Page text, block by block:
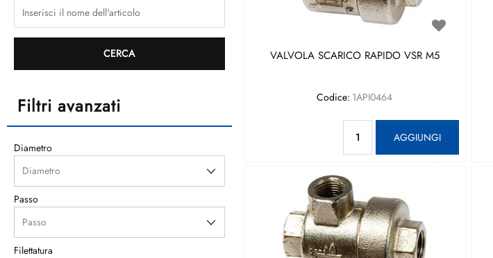
Filtri avanzati
Diametro
Passo
Filettatura
VALVOLA SCARICO RAPIDO VSR M5
Codice: 1API0464
AGGIUNGI